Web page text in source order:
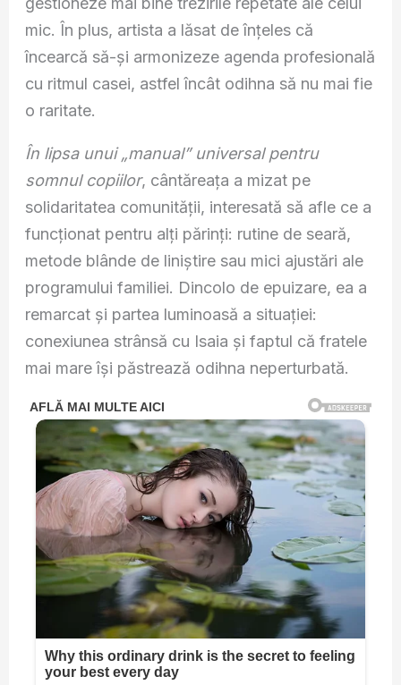
mic. În plus, artista a lăsat de înțeles că
încearcă să-și armonizeze agenda profesională
cu ritmul casei, astfel încât odihna să nu mai fie
o raritate.
În lipsa unui „manual” universal pentru
somnul copiilor, cântăreața a mizat pe
solidaritatea comunității, interesată să afle ce a
funcționat pentru alți părinți: rutine de seară,
metode blânde de liniștire sau mici ajustări ale
programului familiei. Dincolo de epuizare, ea a
remarcat și partea luminoasă a situației:
conexiunea strânsă cu Isaia și faptul că fratele
mai mare își păstrează odihna neperturbată.